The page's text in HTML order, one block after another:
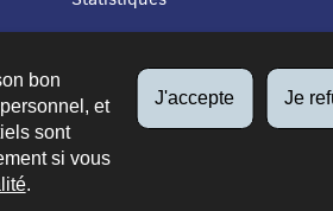
bon
et
sont
si vous
.
J'accepte Je